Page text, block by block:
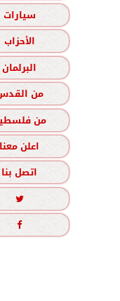
سيارات
الأحزاب
البرلمان
من
من
اعلن معنا
اتصل بنا

